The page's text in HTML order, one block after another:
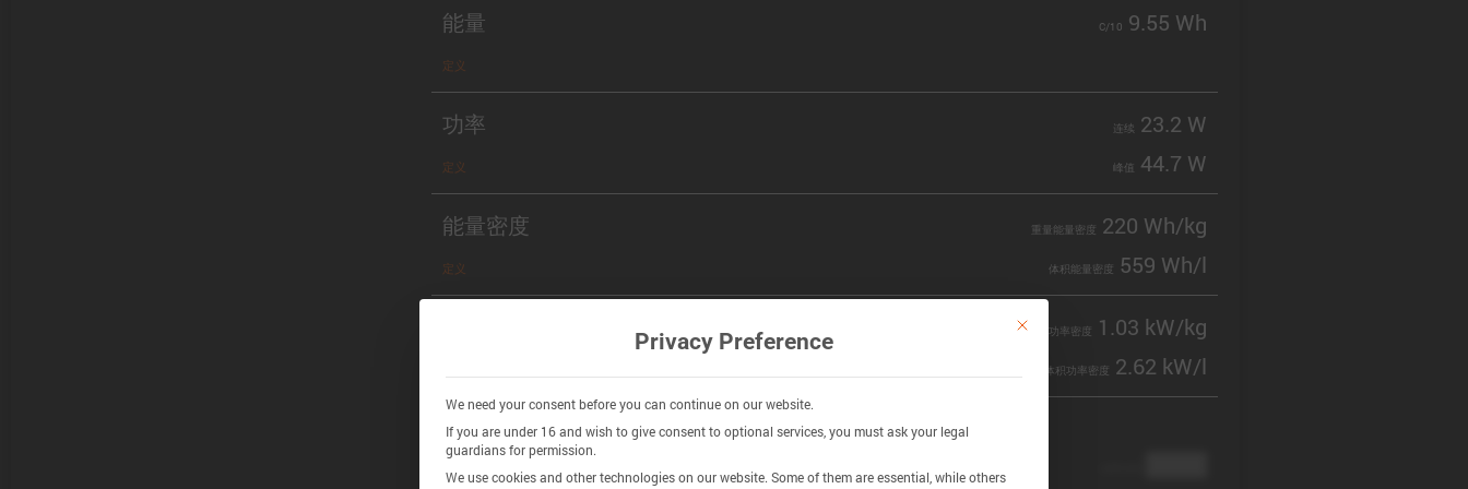
能量
定义
C/10 9.55 Wh
功率
定义
连续 23.2 W
峰值 44.7 W
能量密度
定义
重量能量密度 220 Wh/kg
体积能量密度 559 Wh/l
重量功率密度 1.03 kW/kg
体积功率密度 2.62 kW/l
Chemistry
This button closes the dialog. Its functionality is identical to the Accept only
Privacy Preference
We need your consent before you can continue on our website.
If you are under 16 and wish to give consent to optional services, you must ask your legal
guardians for permission.
We use cookies and other technologies on our website. Some of them are essential, while others